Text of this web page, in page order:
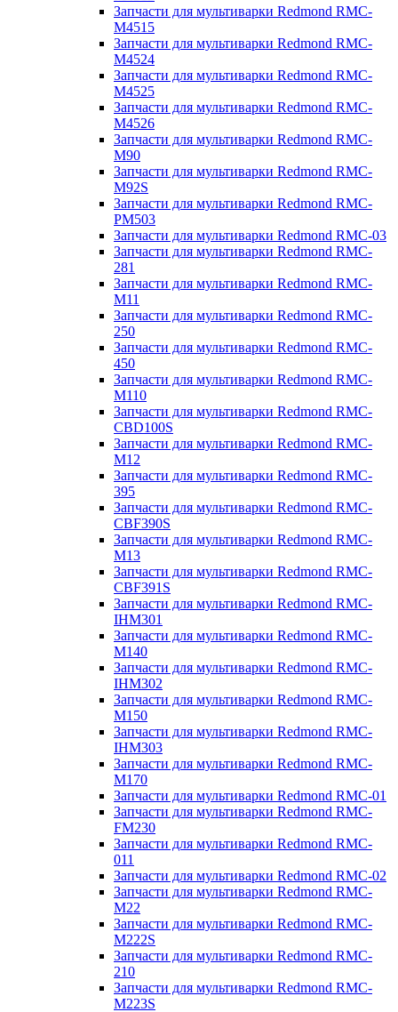
Запчасти для мультиварки Redmond RMC-
M4515
Запчасти для мультиварки Redmond RMC-
M4524
Запчасти для мультиварки Redmond RMC-
M4525
Запчасти для мультиварки Redmond RMC-
M4526
Запчасти для мультиварки Redmond RMC-
M90
Запчасти для мультиварки Redmond RMC-
M92S
Запчасти для мультиварки Redmond RMC-
PM503
Запчасти для мультиварки Redmond RMC-03
Запчасти для мультиварки Redmond RMC-
281
Запчасти для мультиварки Redmond RMC-
M11
Запчасти для мультиварки Redmond RMC-
250
Запчасти для мультиварки Redmond RMC-
450
Запчасти для мультиварки Redmond RMC-
M110
Запчасти для мультиварки Redmond RMC-
CBD100S
Запчасти для мультиварки Redmond RMC-
M12
Запчасти для мультиварки Redmond RMC-
395
Запчасти для мультиварки Redmond RMC-
CBF390S
Запчасти для мультиварки Redmond RMC-
M13
Запчасти для мультиварки Redmond RMC-
CBF391S
Запчасти для мультиварки Redmond RMC-
IHM301
Запчасти для мультиварки Redmond RMC-
M140
Запчасти для мультиварки Redmond RMC-
IHM302
Запчасти для мультиварки Redmond RMC-
M150
Запчасти для мультиварки Redmond RMC-
IHM303
Запчасти для мультиварки Redmond RMC-
M170
Запчасти для мультиварки Redmond RMC-01
Запчасти для мультиварки Redmond RMC-
FM230
Запчасти для мультиварки Redmond RMC-
011
Запчасти для мультиварки Redmond RMC-02
Запчасти для мультиварки Redmond RMC-
M22
Запчасти для мультиварки Redmond RMC-
M222S
Запчасти для мультиварки Redmond RMC-
210
Запчасти для мультиварки Redmond RMC-
M223S